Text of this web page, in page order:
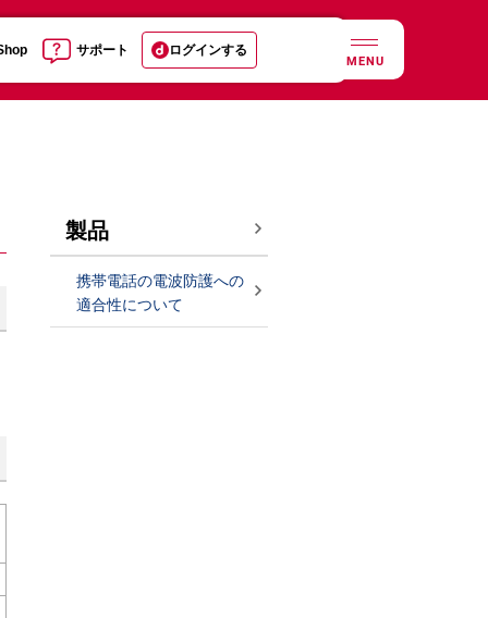
サポート ログインする
MENU
製品
携帯電話の電波防護への
適合性について